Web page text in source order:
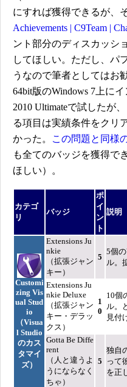
にすれば獲得できるが、
Achievements | C9Team |
ント部分のディスカッシ
してほしい。ただし、パ
うなので筆者としてはお
64bit版のWindows 7上に
2010 Ultimateで試したが
る項目は実績条件をクリ
かった。
この問題と同様
も全てのバッジを獲得で
ほしい）。
カテゴ
リ
バッジ
ポ
イ
ン
ト
説明
Customi
zing Vis
ual Stud
io
（Visua
l Studio
のカス
タマイ
ズ）
Extensions Ju
nkie
（拡張ジャン
キー）
5
5個
ル。
Extensions Ju
nkie Deluxe
（拡張ジャン
キー・デラッ
クス）
1
0
10個
ル。
見付
Gotta Be Diffe
rent
（人と違うよ
うにならなく
ちゃ）
5
独自
って
を正